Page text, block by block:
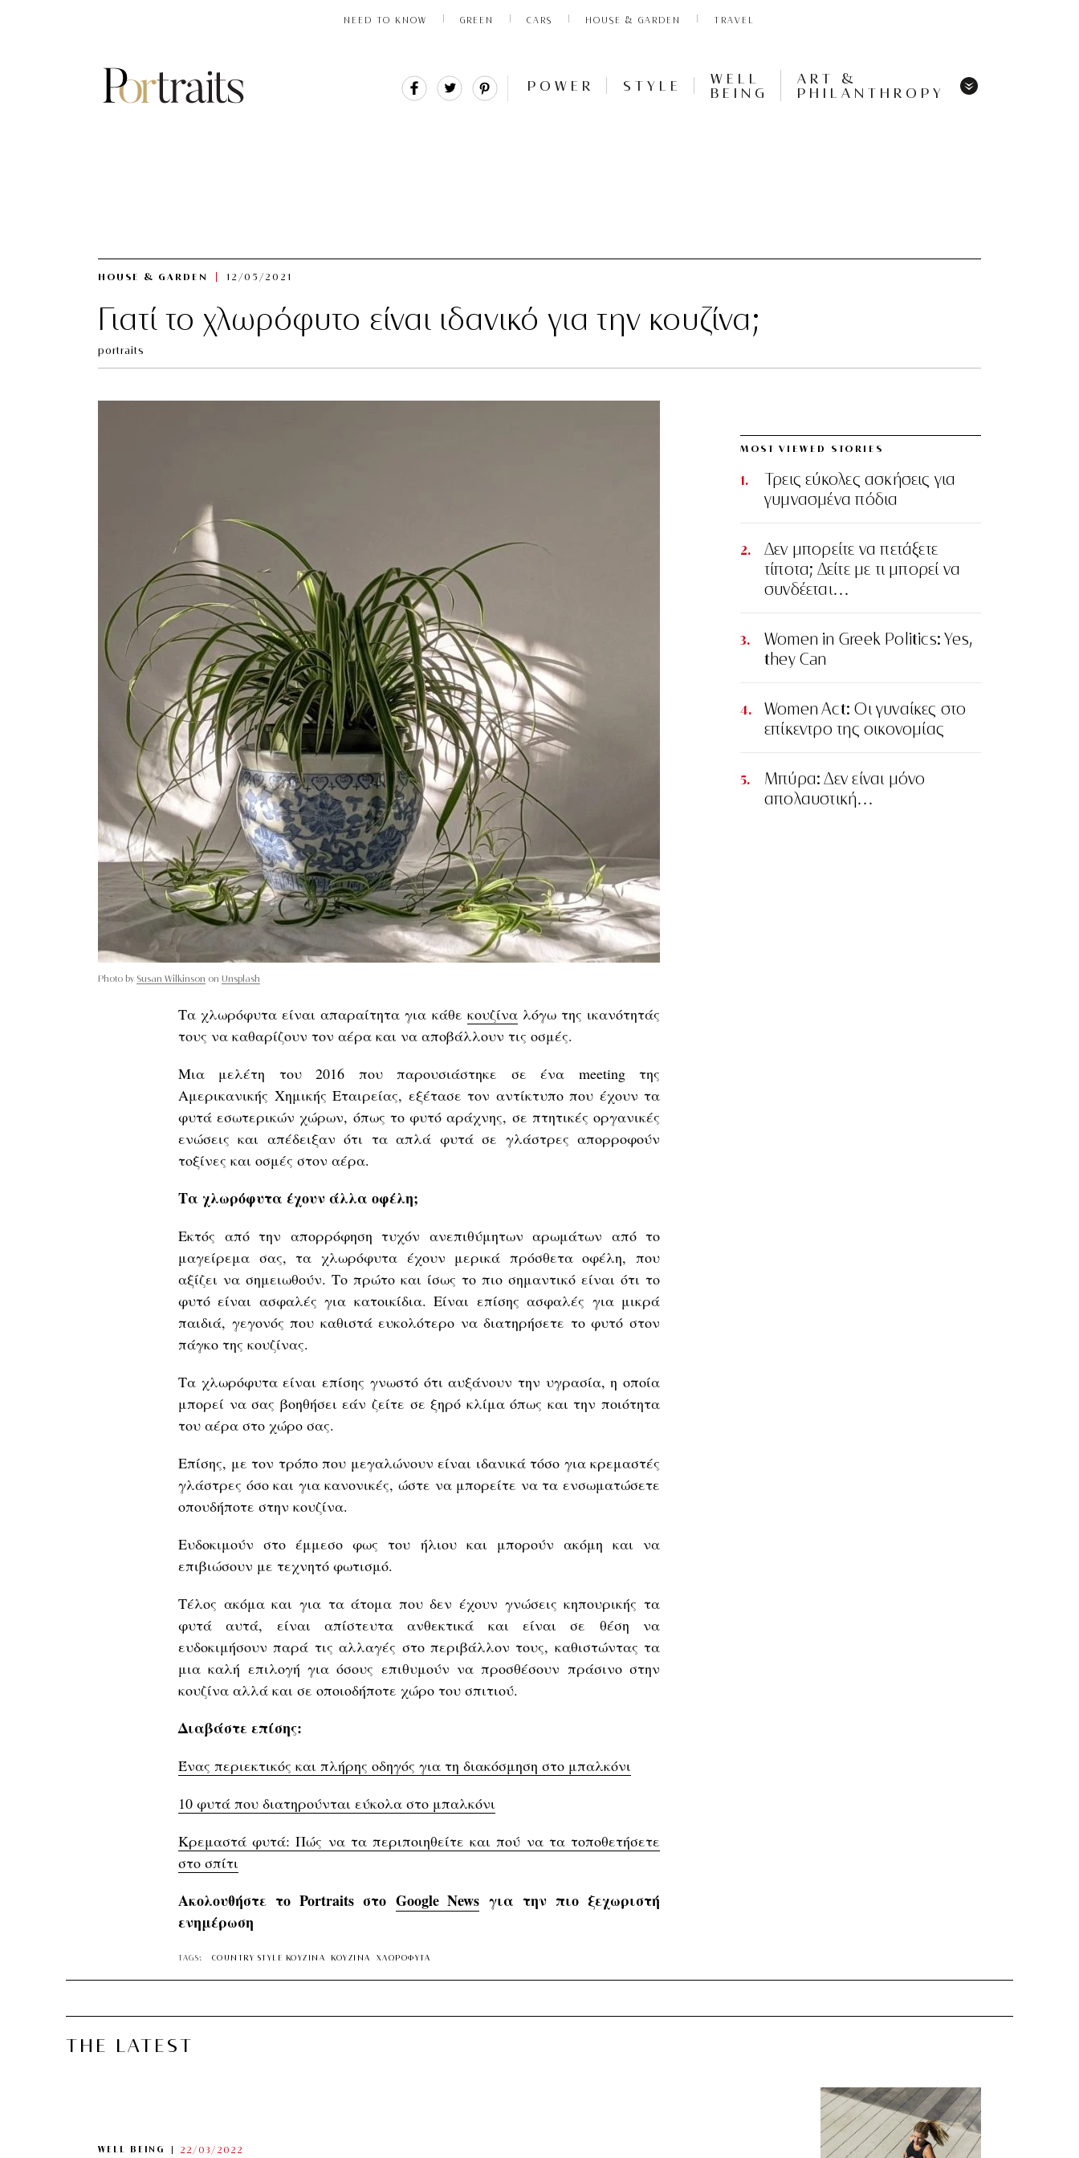
NEED TO KNOW GREEN CARS HOUSE & GARDEN TRAVEL
Share Tweet POWER STYLE
WELL
BEING
ART &
PHILANTHROPY
HOUSE & GARDEN 12/05/2021
Γιατί το χλωρόφυτο είναι ιδανικό για την κουζίνα;
portraits
Photo by Susan Wilkinson on Unsplash
Τα χλωρόφυτα είναι απαραίτητα για κάθε κουζίναλόγω της ικανότητάς
τους να καθαρίζουν τον αέρα και να αποβάλλουν τις οσμές.
Μια μελέτη του 2016 που παρουσιάστηκε σε ένα meeting της
Αμερικανικής Χημικής Εταιρείας, εξέτασε τον αντίκτυπο που έχουν τα
φυτά εσωτερικών χώρων, όπως το φυτό αράχνης, σε πτητικές οργανικές
ενώσεις και απέδειξαν ότι τα απλά φυτά σε γλάστρες απορροφούν
τοξίνες και οσμές στον αέρα.
Τα χλωρόφυτα έχουν άλλα οφέλη;
Εκτός από την απορρόφηση τυχόν ανεπιθύμητων αρωμάτων από το
μαγείρεμα σας, τα χλωρόφυτα έχουν μερικά πρόσθετα οφέλη, που
αξίζει να σημειωθούν. Το πρώτο και ίσως το πιο σημαντικό είναι ότι το
φυτό είναι ασφαλές για κατοικίδια. Είναι επίσης ασφαλές για μικρά
παιδιά, γεγονός που καθιστά ευκολότερο να διατηρήσετε το φυτό στον
πάγκο της κουζίνας.
Τα χλωρόφυτα είναι επίσης γνωστό ότι αυξάνουν την υγρασία, η οποία
μπορεί να σας βοηθήσει εάν ζείτε σε ξηρό κλίμα όπως και την ποιότητα
του αέρα στο χώρο σας.
Επίσης, με τον τρόπο που μεγαλώνουν είναι ιδανικά τόσο για κρεμαστές
γλάστρες όσο και για κανονικές, ώστε να μπορείτε να τα ενσωματώσετε
οπουδήποτε στην κουζίνα.
Ευδοκιμούν στο έμμεσο φως του ήλιου και μπορούν ακόμη και να
επιβιώσουν με τεχνητό φωτισμό.
Τέλος ακόμα και για τα άτομα που δεν έχουν γνώσεις κηπουρικής τα
φυτά αυτά, είναι απίστευτα ανθεκτικά και είναι σε θέση να
ευδοκιμήσουν παρά τις αλλαγές στο περιβάλλον τους, καθιστώντας τα
μια καλή επιλογή για όσους επιθυμούν να προσθέσουν πράσινο στην
κουζίνα αλλά και σε οποιοδήποτε χώρο του σπιτιού.
Διαβάστε επίσης:
Ένας περιεκτικός και πλήρης οδηγός για τη διακόσμηση στο μπαλκόνι
10 φυτά που διατηρούνται εύκολα στο μπαλκόνι
Κρεμαστά φυτά: Πώς να τα περιποιηθείτε και πού να τα τοποθετήσετε
στο σπίτι
Ακολουθήστε το Portraits στο Google News για την πιο ξεχωριστή
ενημέρωση
TAGS: COUNTRY STYLE ΚΟΥΖΙΝΑ ΚΟΥΖΙΝΑ ΧΛΩΡΟΦΥΤΑ
MOST VIEWED STORIES
Τρεις εύκολες ασκήσεις για
γυμνασμένα πόδια
Δεν μπορείτε να πετάξετε
τίποτα; Δείτε με τι μπορεί να
συνδέεται…
Women in Greek Politics: Yes,
they Can
Women Act: Οι γυναίκες στο
επίκεντρο της οικονομίας
Μπύρα: Δεν είναι μόνο
απολαυστική…
THE LATEST
WELL BEING 22/03/2022